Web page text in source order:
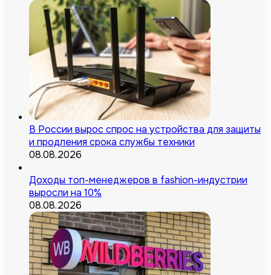
В России вырос спрос на устройства для защиты
и продления срока службы техники
08.08.2026
Доходы топ-менеджеров в fashion-индустрии
выросли на 10%
08.08.2026